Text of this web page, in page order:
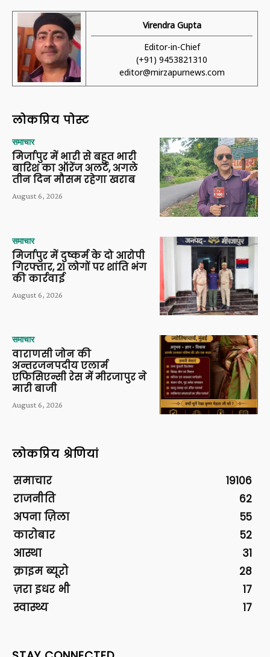
Virendra Gupta
Editor-in-Chief
(+91) 9453821310
editor@mirzapurnews.com
लोकप्रिय पोस्ट
समाचार
मिर्जापुर में भारी से बहुत भारी
बारिश का ऑरेंज अलर्ट, अगले
तीन दिन मौसम रहेगा खराब
August 6, 2026
समाचार
मिर्जापुर में दुष्कर्म के दो आरोपी
गिरफ्तार, 21 लोगों पर शांति भंग
की कार्रवाई
August 6, 2026
समाचार
वाराणसी जोन की
अन्तरजनपदीय एलार्म
एफिसिएन्सी रेस में मीरजापुर ने
मारी बाजी
August 6, 2026
लोकप्रिय श्रेणियां
समाचार
19106
राजनीति
62
अपना ज़िला
55
कारोबार
52
आस्था
31
क्राइम ब्यूरो
28
ज़रा इधर भी
17
स्वास्थ्य
17